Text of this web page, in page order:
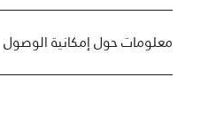
معلومات حول إمكانية الوصول